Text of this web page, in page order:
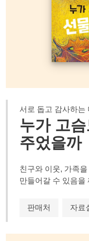
서로 돕고 감사하는
누가 고
주었을까
친구와 이웃, 가족
만들어갈 수 있음을
판매처 자료